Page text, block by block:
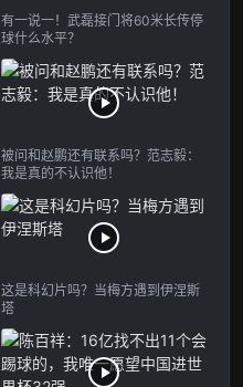
有一说一！武磊接门将60米长传停
球什么水平？
被问和赵鹏还有联系吗？范志毅：
我是真的不认识他！
这是科幻片吗？当梅方遇到伊涅斯
塔